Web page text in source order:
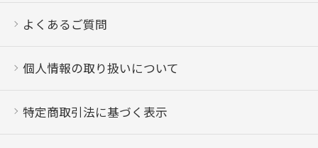
よくあるご質問
個人情報の取り扱いについて
特定商取引法に基づく表示